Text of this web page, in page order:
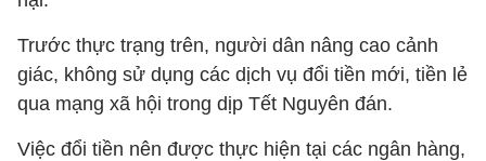
Trước thực trạng trên, người dân nâng cao cảnh
giác, không sử dụng các dịch vụ đổi tiền mới, tiền lẻ
qua mạng xã hội trong dịp Tết Nguyên đán.
Việc đổi tiền nên được thực hiện tại các ngân hàng,